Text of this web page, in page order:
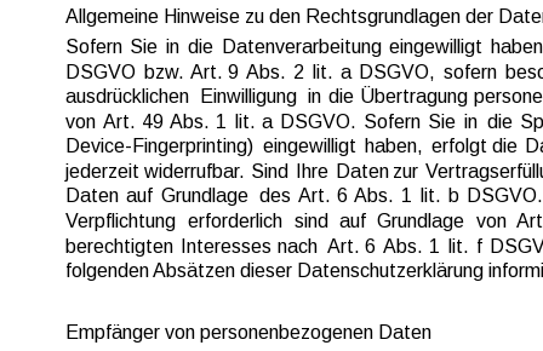
Allgemeine Hinweise zu den Rechtsgrundlagen der
Sofern Sie in die Datenverarbeitung eingewilligt
DSGVO bzw. Art. 9 Abs. 2 lit. a DSGVO, sofern
ausdrücklichen
Einwilligung in die Übertragung
von Art. 49 Abs. 1 lit. a DSGVO. Sofern Sie in die
Device-Fingerprinting) eingewilligt haben, erfolgt die
jederzeit widerrufbar. Sind Ihre Daten zur
Daten auf Grundlage des Art. 6 Abs. 1 lit. b
Verpflichtung erforderlich sind auf Grundlage von
berechtigten
Interesses nach Art. 6 Abs. 1 lit. f
folgenden Absätzen dieser Datenschutzerklärung
Empfänger von personenbezogenen Daten